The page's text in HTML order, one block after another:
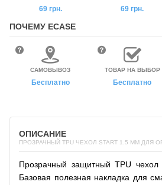
69 грн. 69 грн.
ПОЧЕМУ ECASE
САМОВЫВОЗ
Бесплатно
ТОВАР НА ВЫБОР
Бесплатно
ОПИСАНИЕ
ПРОЗРАЧНЫЙ TPU ЧЕХОЛ START 1.5 ММ ДЛЯ
Прозрачный защитный TPU
Базовая полезная накладка для